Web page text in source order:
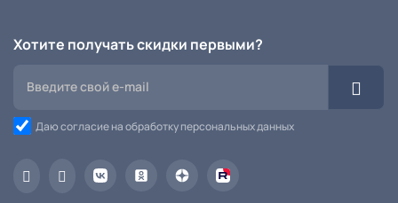
Хотите получать скидки первыми?
Даю согласие на обработку персональных данных